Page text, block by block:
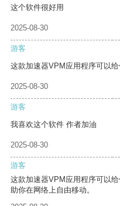
这个软件很好用
2025-08-30
游客
这款加速器VPM应用程序可以
2025-08-30
游客
我喜欢这个软件 作者加油
2025-08-30
游客
这款加速器VPM应用程序可以
助你在网络上自由移动。